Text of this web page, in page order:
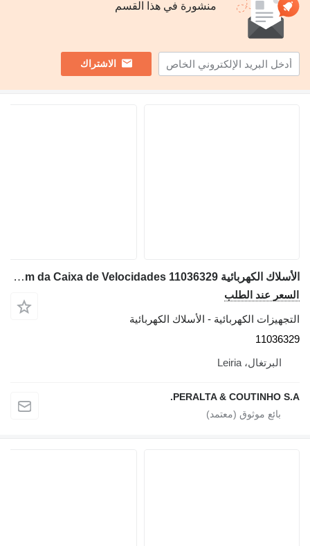
منشورة في هذا القسم
الاشتراك
الأسلاك الكهربائية Volvo A30C / Powertronic Cablagem da Caixa de Velocidades 11036329 لـ شاحنة مفصلية Volvo A30C
السعر عند الطلب
التجهيزات الكهربائية - الأسلاك الكهربائية
11036329
البرتغال، Leiria
PERALTA & COUTINHO S.A.